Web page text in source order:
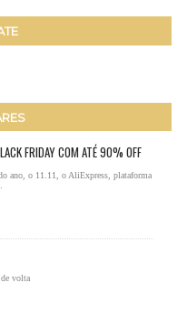
FRIDAY COM ATÉ 90% OFF
ano, o 11.11, o AliExpress, plataforma
volta